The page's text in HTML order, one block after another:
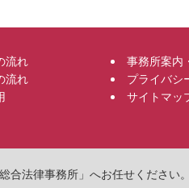
流れ
流れ
事務所案内
プライバシ
サイトマッ
合法律事務所」へお任せください